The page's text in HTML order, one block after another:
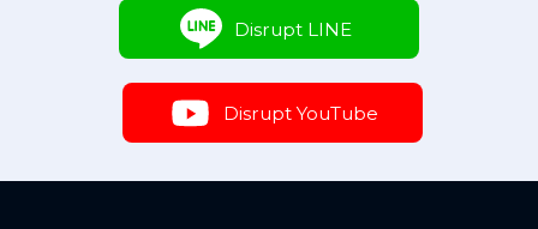
Disrupt LINE
Disrupt YouTube